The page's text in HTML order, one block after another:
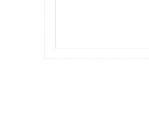
Takım Çantaları ve